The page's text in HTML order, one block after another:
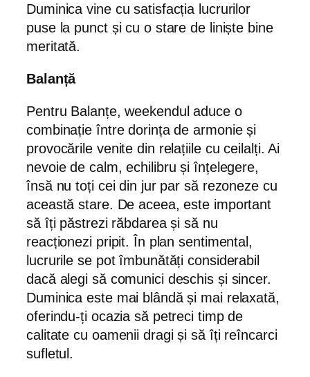
Duminica vine cu satisfacția lucrurilor
puse la punct și cu o stare de liniște bine
meritată.
Balanță
Pentru Balanțe, weekendul aduce o
combinație între dorința de armonie și
provocările venite din relațiile cu ceilalți. Ai
nevoie de calm, echilibru și înțelegere,
însă nu toți cei din jur par să rezoneze cu
această stare. De aceea, este important
să îți păstrezi răbdarea și să nu
reacționezi pripit. În plan sentimental,
lucrurile se pot îmbunătăți considerabil
dacă alegi să comunici deschis și sincer.
Duminica este mai blândă și mai relaxată,
oferindu-ți ocazia să petreci timp de
calitate cu oamenii dragi și să îți reîncarci
sufletul.